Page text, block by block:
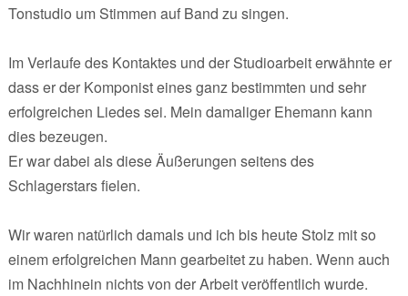
Tonstudio um Stimmen auf Band zu singen.
Im Verlaufe des Kontaktes und der Studioarbeit erwähnte er
dass er der Komponist eines ganz bestimmten und sehr
erfolgreichen Liedes sei. Mein damaliger Ehemann kann
dies bezeugen.
Er war dabei als diese Äußerungen seitens des
Schlagerstars fielen.
Wir waren natürlich damals und ich bis heute Stolz mit so
einem erfolgreichen Mann gearbeitet zu haben. Wenn auch
im Nachhinein nichts von der Arbeit veröffentlich wurde.